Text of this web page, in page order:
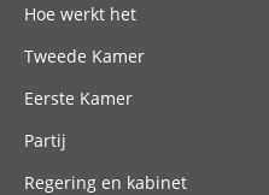
Meld je aan
Hoe werkt het
Tweede Kamer
Eerste Kamer
Partij
Regering en kabinet